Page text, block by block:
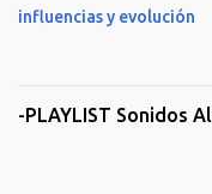
influencias y evolución
-PLAYLIST Sonidos